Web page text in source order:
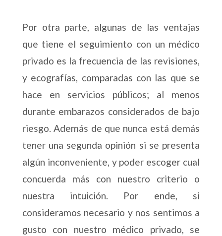
Por otra parte, algunas de las ventajas
que tiene el seguimiento con un médico
privado es la frecuencia de las revisiones,
y ecografías, comparadas con las que se
hace en servicios públicos; al menos
durante embarazos considerados de bajo
riesgo. Además de que nunca está demás
tener una segunda opinión si se presenta
algún inconveniente, y poder escoger cual
concuerda más con nuestro criterio o
nuestra intuición. Por ende, si
consideramos necesario y nos sentimos a
gusto con nuestro médico privado, se